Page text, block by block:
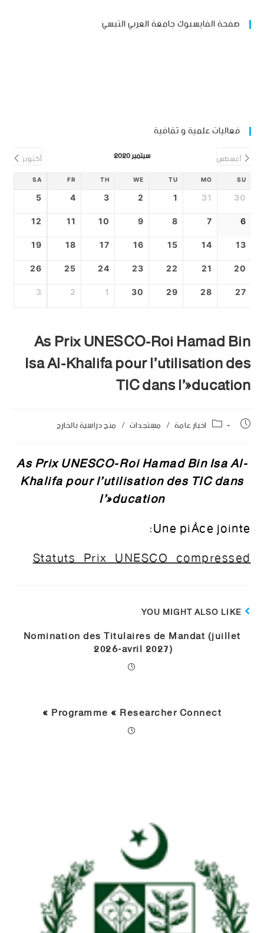
صفحة الفايسبوك جامعة العربي التبسي
فعاليات علمية و ثقافية
أغسطس سبتمبر 2020 أكتوبر
SU
MO
TU
WE
TH
FR
SA
30
31
1
2
3
4
5
6
7
8
9
10
11
12
13
14
15
16
17
18
19
20
21
22
23
24
25
26
27
28
29
30
1
2
3
As Prix UNESCO-Roi Hamad Bin
Isa Al-Khalifa pour l’utilisation des
TIC dans l’éducation
اخبار عامة / مستجدات / منح دراسية بالخارج
As Prix UNESCO-Roi Hamad Bin Isa Al-
Khalifa pour l’utilisation des TIC dans
l’éducation
Une pièce jointe:
Statuts_Prix_UNESCO_compressed
YOU MIGHT ALSO LIKE
Nomination des Titulaires de Mandat (juillet
2026-avril 2027)
Programme « Researcher Connect »